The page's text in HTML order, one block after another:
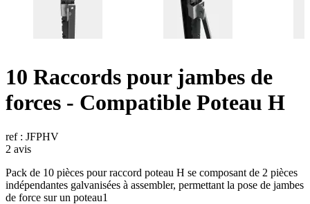
10 Raccords pour jambes de
forces - Compatible Poteau H
ref : JFPHV
2 avis
Pack de 10 pièces pour raccord poteau H se composant de 2 pièces
indépendantes galvanisées à assembler, permettant la pose de jambes
de force sur un poteau1